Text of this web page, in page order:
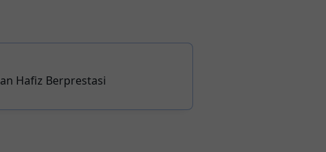
Hafiz Berprestasi